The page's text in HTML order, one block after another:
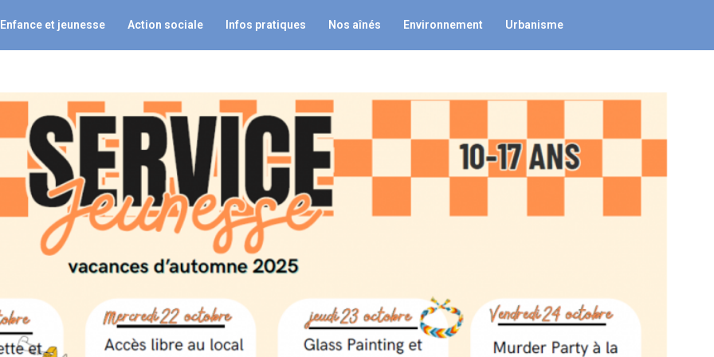
Enfance et jeunesse Action sociale Infos pratiques Nos aînés Environnement Urbanisme